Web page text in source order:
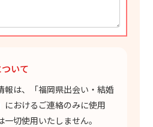
いて
は、「福岡県出会い・結婚
におけるご連絡のみに使用
切使用いたしません。